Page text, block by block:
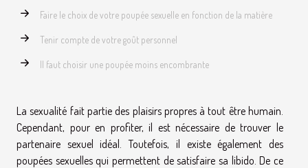
Faire le choix de votre poupée sexuelle en fonction de la matière
Tenir compte de votre goût personnel
Il faut choisir une poupée moins encombrante
La sexualité fait partie des plaisirs propres à tout être humain.
Cependant, pour en profiter, il est nécessaire de trouver le
partenaire sexuel idéal. Toutefois, il existe également des
poupées sexuelles qui permettent de satisfaire sa libido. De ce